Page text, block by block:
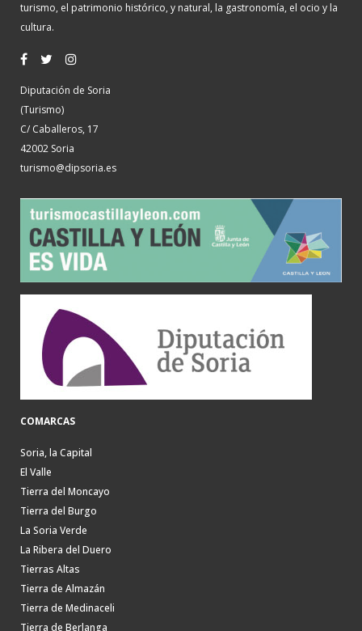
turismo, el patrimonio histórico, y natural, la gastronomía, el ocio y la
cultura.
Diputación de Soria
(Turismo)
C/ Caballeros, 17
42002 Soria
turismo@dipsoria.es
COMARCAS
Soria, la Capital
El Valle
Tierra del Moncayo
Tierra del Burgo
La Soria Verde
La Ribera del Duero
Tierras Altas
Tierra de Almazán
Tierra de Medinaceli
Tierra de Berlanga